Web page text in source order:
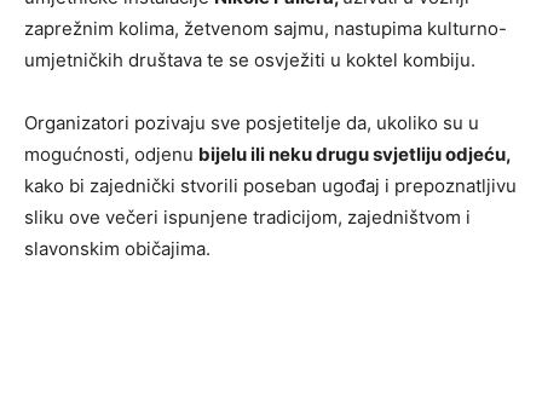
zaprežnim kolima, žetvenom sajmu, nastupima kulturno-
umjetničkih društava te se osvježiti u koktel kombiju.
Organizatori pozivaju sve posjetitelje da, ukoliko su u
mogućnosti, odjenu bijelu ili neku drugu svjetliju odjeću,
kako bi zajednički stvorili poseban ugođaj i prepoznatljivu
sliku ove večeri ispunjene tradicijom, zajedništvom i
slavonskim običajima.